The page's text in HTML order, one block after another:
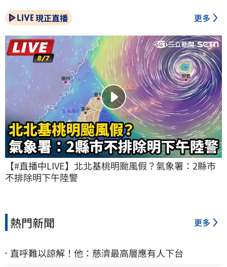
現正直播 更多
【#直播中LIVE】北北基桃明颱風假？氣象署：2縣市
不排除明下午陸警
熱門新聞 更多
直呼難以諒解！他：慈濟最高層應有人下台